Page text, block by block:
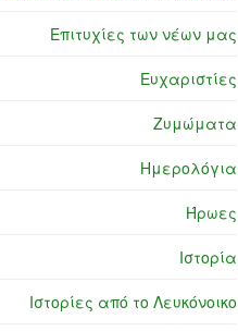
Επιτυχίες των νέων μας
Ευχαριστίες
Ζυμώματα
Ημερολόγια
Ήρωες
Ιστορία
Ιστορίες από το Λευκόνοικο